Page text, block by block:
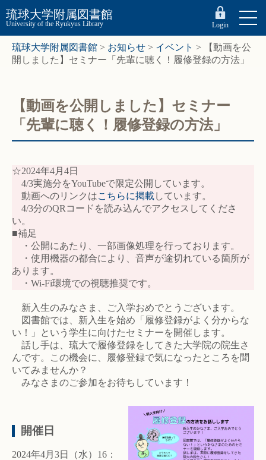
琉球大学附属図書館
University of the Ryukyus Library Login
琉球大学附属図書館 > お知らせ > イベント >
【動画を公
開しました】セミナー「先輩に聴く！履修登録の方法」
【動画を公開しました】セミナー
「先輩に聴く！履修登録の方法」
☆2024年4月4日
4/3実施分をYouTubeで限定公開しています。
動画へのリンクはこちらに掲載しています。
4/3分のQRコードを読み込んでアクセスしてくださ
い。
■補足
・公開にあたり、一部画像処理を行っております。
・使用機器の都合により、音声が途切れている箇所が
あります。
・Wi-Fi環境での視聴推奨です。
新入生のみなさま、ご入学おめでとうございます。
図書館では、新入生を始め「履修登録がよく分からな
い！」という学生に向けたセミナーを開催します。
話し手は、琉大で履修登録をしてきた大学院の院生さ
んです。この機会に、履修登録で気になったところを聞
いてみませんか？
みなさまのご参加をお待ちしています！
開催日
2024年4月3日（水）16：